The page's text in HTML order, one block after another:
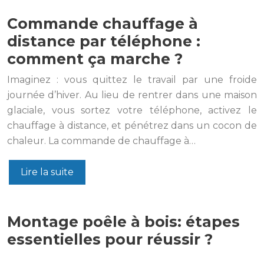
Commande chauffage à
distance par téléphone :
comment ça marche ?
Imaginez : vous quittez le travail par une froide
journée d’hiver. Au lieu de rentrer dans une maison
glaciale, vous sortez votre téléphone, activez le
chauffage à distance, et pénétrez dans un cocon de
chaleur. La commande de chauffage à…
Lire la suite
Montage poêle à bois: étapes
essentielles pour réussir ?